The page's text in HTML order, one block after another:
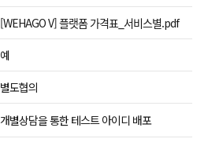
[WEHAGO V] 플랫폼 가격표_서비스별.pdf
예
별도협의
개별상담을 통한 테스트 아이디 배포